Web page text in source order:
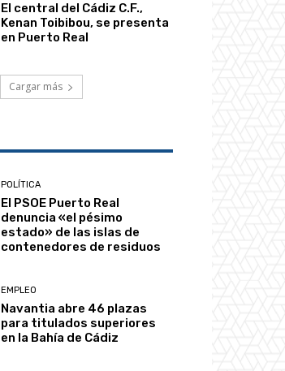
El central del Cádiz C.F.,
Kenan Toibibou, se presenta
en Puerto Real
Cargar más
POLÍTICA
El PSOE Puerto Real
denuncia «el pésimo
estado» de las islas de
contenedores de residuos
EMPLEO
Navantia abre 46 plazas
para titulados superiores
en la Bahía de Cádiz